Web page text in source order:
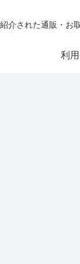
介された通販・お
利